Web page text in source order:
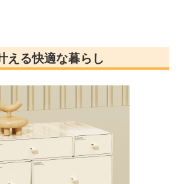
える快適な暮らし